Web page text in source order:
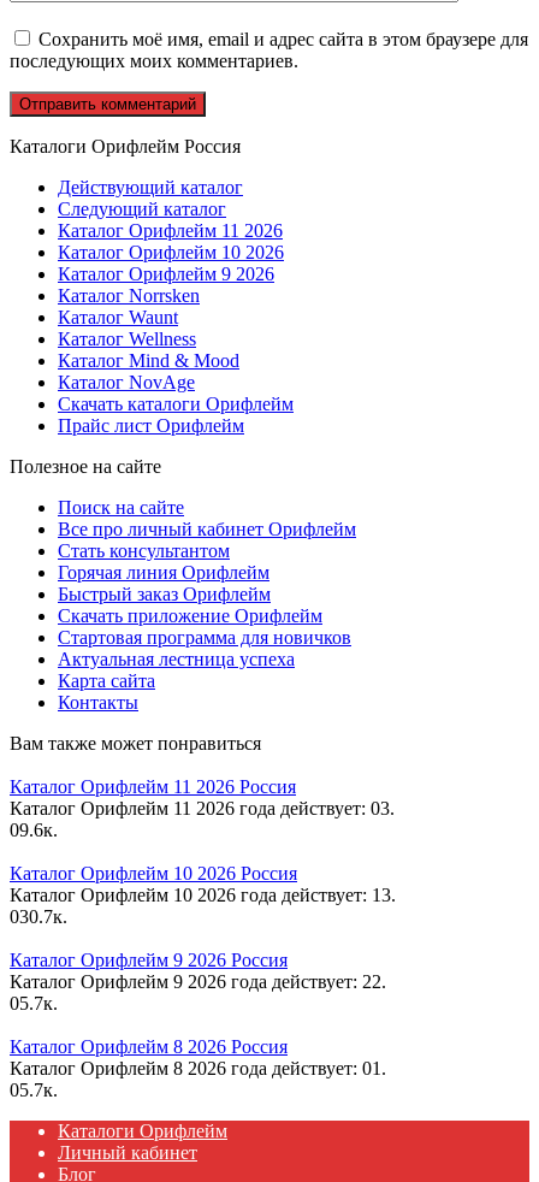
Сохранить моё имя, email и адрес сайта в этом браузере для
последующих моих комментариев.
Каталоги Орифлейм Россия
Действующий каталог
Следующий каталог
Каталог Орифлейм 11 2026
Каталог Орифлейм 10 2026
Каталог Орифлейм 9 2026
Каталог Norrsken
Каталог Waunt
Каталог Wellness
Каталог Mind & Mood
Каталог NovAge
Скачать каталоги Орифлейм
Прайс лист Орифлейм
Полезное на сайте
Поиск на сайте
Все про личный кабинет Орифлейм
Стать консультантом
Горячая линия Орифлейм
Быстрый заказ Орифлейм
Скачать приложение Орифлейм
Стартовая программа для новичков
Актуальная лестница успеха
Карта сайта
Контакты
Вам также может понравиться
Каталог Орифлейм 11 2026 Россия
Каталог Орифлейм 11 2026 года действует: 03.
09.6к.
Каталог Орифлейм 10 2026 Россия
Каталог Орифлейм 10 2026 года действует: 13.
030.7к.
Каталог Орифлейм 9 2026 Россия
Каталог Орифлейм 9 2026 года действует: 22.
05.7к.
Каталог Орифлейм 8 2026 Россия
Каталог Орифлейм 8 2026 года действует: 01.
05.7к.
Каталоги Орифлейм
Личный кабинет
Блог